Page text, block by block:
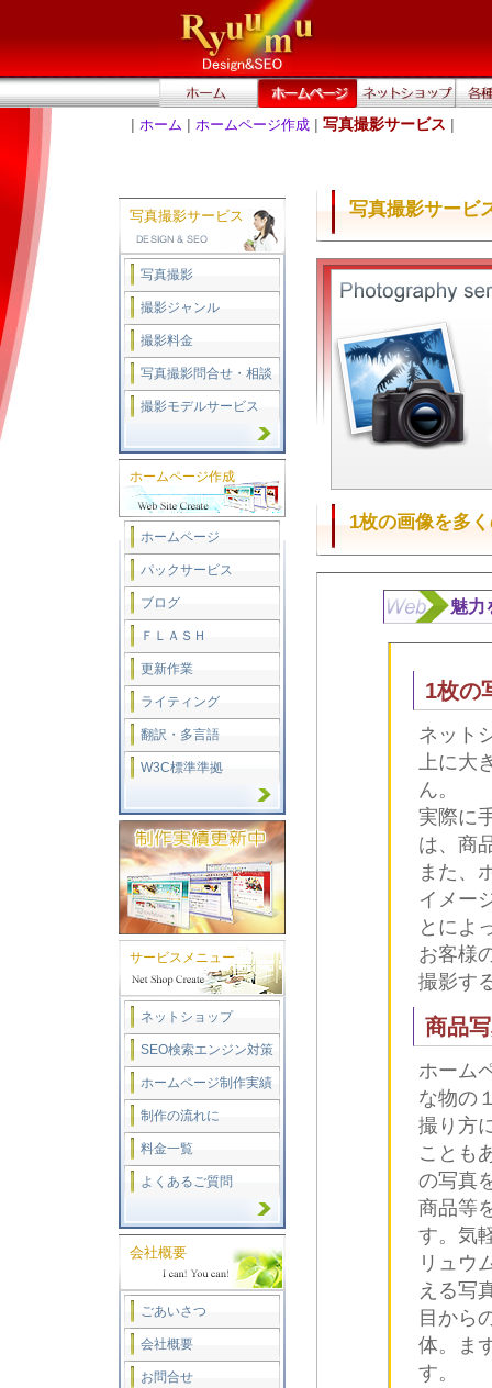
| ホーム | ホームページ作成 | 写真撮影サービス |
写真撮影サービ
1枚の画像を多
魅力
1枚の
ネット
上に大
ん。
実際に
は、商
また、
イメー
とによ
お客様
撮影す
商品
ホーム
な物の
撮り方
ことも
の写真
商品等
す。気
リュウ
える写
目から
体。ま
す。
写真撮影サービス
写真撮影
撮影ジャンル
撮影料金
写真撮影問合せ・相談
撮影モデルサービス
ホームページ作成
ホームページ
パックサービス
ブログ
ＦＬＡＳＨ
更新作業
ライティング
翻訳・多言語
W3C標準準拠
サービスメニュー
ネットショップ
SEO検索エンジン対策
ホームページ制作実績
制作の流れに
料金一覧
よくあるご質問
会社概要
ごあいさつ
会社概要
お問合せ